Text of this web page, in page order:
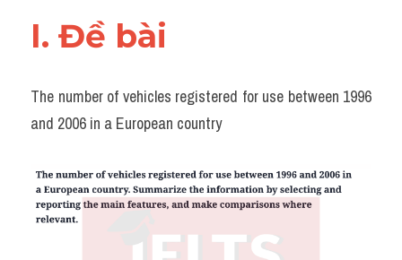
Grammar
Cam
Đề thi thật Task 1
Process
I. Đề bài
The number of vehicles registered for use between 1996
and 2006 in a European country